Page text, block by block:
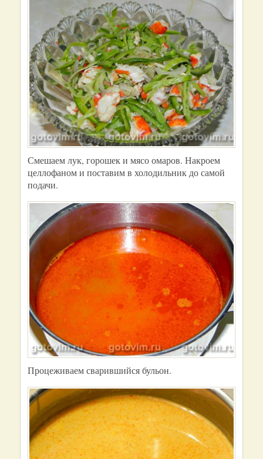
Смешаем лук, горошек и мясо омаров. Накроем
целлофаном и поставим в холодильник до самой
подачи.
Процеживаем сварившийся бульон.